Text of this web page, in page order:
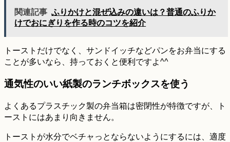
関連記事 ふりかけと混ぜ込みの違いは？普通のふりか
けでおにぎりを作る時のコツを紹介
トーストだけでなく、サンドイッチなどパンをお弁当にする
ことが多いなら、持っておくと便利ですよ^^
通気性のいい紙製のランチボックスを使う
よくあるプラスチック製の弁当箱は密閉性が特徴ですが、ト
ーストにはあまり向きません。
トーストが水分でベチャっとならないようにするには、適度